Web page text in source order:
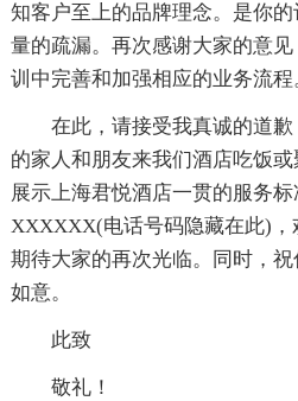
知客户至上的品牌理念。是你
量的疏漏。再次感谢大家的意
训中完善和加强相应的业务流程
在此，请接受我真诚的道
的家人和朋友来我们酒店吃饭
展示上海君悦酒店一贯的服务
XXXXXX(电话号码隐藏在此)
期待大家的再次光临。同时，
如意。
此致
敬礼！